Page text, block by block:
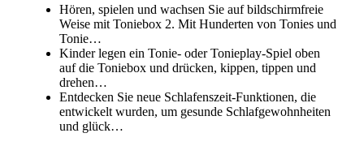
Hören, spielen und wachsen Sie auf bildschirmfreie
Weise mit Toniebox 2. Mit Hunderten von Tonies und
Tonie…
Kinder legen ein Tonie- oder Tonieplay-Spiel oben
auf die Toniebox und drücken, kippen, tippen und
drehen…
Entdecken Sie neue Schlafenszeit-Funktionen, die
entwickelt wurden, um gesunde Schlafgewohnheiten
und glück…